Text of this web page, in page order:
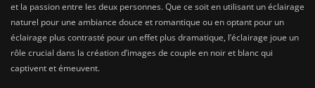
et la passion entre les deux personnes. Que ce soit en utilisant un éclairage
naturel pour une ambiance douce et romantique ou en optant pour un
éclairage plus contrasté pour un effet plus dramatique, l’éclairage joue un
rôle crucial dans la création d’images de couple en noir et blanc qui
captivent et émeuvent.